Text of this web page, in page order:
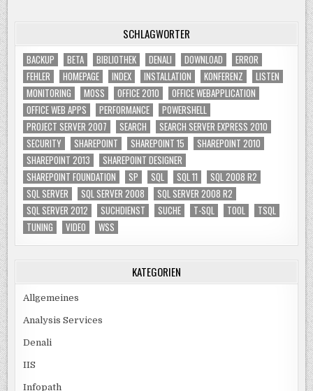
–
LOGON
TRIGGER
SCHLAGWÖRTER
BACKUP BETA BIBLIOTHEK DENALI DOWNLOAD
ERROR
FEHLER
HOMEPAGE INDEX INSTALLATION KONFERENZ
LISTEN
MONITORING
MOSS OFFICE 2010
OFFICE WEBAPPLICATION
OFFICE WEB APPS
PERFORMANCE
POWERSHELL
PROJECT SERVER 2007
SEARCH
SEARCH SERVER EXPRESS 2010
SECURITY
SHAREPOINT SHAREPOINT 15
SHAREPOINT 2010
SHAREPOINT 2013
SHAREPOINT DESIGNER
SHAREPOINT FOUNDATION
SP SQL SQL 11
SQL 2008 R2
SQL SERVER
SQL SERVER 2008
SQL SERVER 2008 R2
SQL SERVER 2012
SUCHDIENST SUCHE T-SQL TOOL
TSQL
TUNING
VIDEO WSS
KATEGORIEN
Allgemeines
Analysis Services
Denali
IIS
Infopath